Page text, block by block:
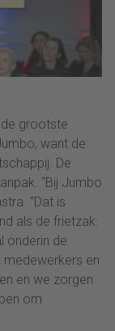
grootste
want de
De
“Bij Jumbo
“Dat is
als de frietzak:
onderin de
medewerkers en
en we zorgen
om